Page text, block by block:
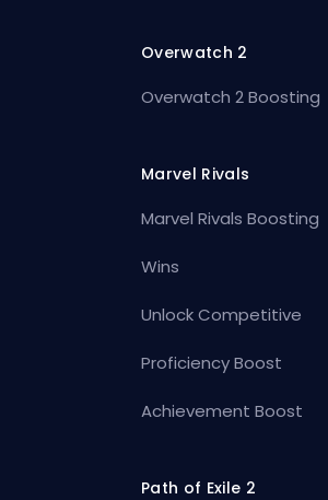
Overwatch 2
Overwatch 2 Boosting
Marvel Rivals
Marvel Rivals Boosting
Wins
Unlock Competitive
Proficiency Boost
Achievement Boost
Path of Exile 2